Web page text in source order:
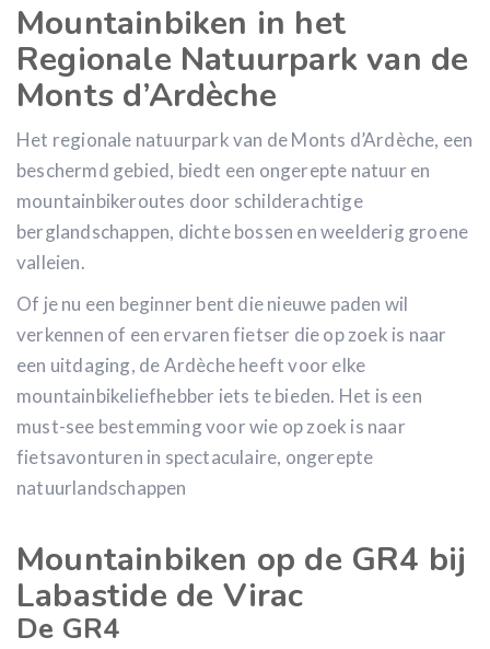
Mountainbiken in het
Regionale Natuurpark van de
Monts d’Ardèche
Het regionale natuurpark van de Monts d’Ardèche, een
beschermd gebied, biedt een ongerepte natuur en
mountainbikeroutes door schilderachtige
berglandschappen, dichte bossen en weelderig groene
valleien.
Of je nu een beginner bent die nieuwe paden wil
verkennen of een ervaren fietser die op zoek is naar
een uitdaging, de Ardèche heeft voor elke
mountainbikeliefhebber iets te bieden. Het is een
must-see bestemming voor wie op zoek is naar
fietsavonturen in spectaculaire, ongerepte
natuurlandschappen
Mountainbiken op de GR4 bij
Labastide de Virac
De GR4